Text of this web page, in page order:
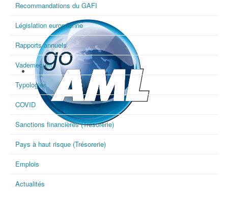
Recommandations du GAFI
Législation européenne
Rapports annuels
Vademecum
Typologies
COVID
Sanctions financières (Trésorerie)
Pays à haut risque (Trésorerie)
Emplois
Actualités